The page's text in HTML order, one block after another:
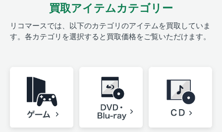
買取アイテムカテゴリー
リコマースでは、以下のカテゴリのアイテムを買取していま
す。 各カテゴリを選択すると買取価格をご覧いただけます。